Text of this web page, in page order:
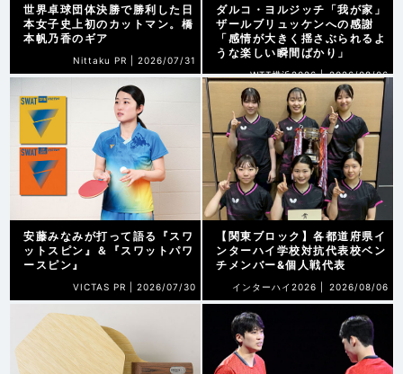
世界卓球団体決勝で勝利した日
本女子史上初のカットマン。橋
本帆乃香のギア
Nittaku PR | 2026/07/31
ダルコ・ヨルジッチ「我が家」
ザールブリュッケンへの感謝
「感情が大きく揺さぶられるよ
うな楽しい瞬間ばかり」
WTT横浜2026 | 2026/08/06
安藤みなみが打って語る『スワ
ットスピン』＆『スワットパワ
ースピン』
VICTAS PR | 2026/07/30
【関東ブロック】各都道府県イ
ンターハイ学校対抗代表校ベン
チメンバー&個人戦代表
インターハイ2026 | 2026/08/06